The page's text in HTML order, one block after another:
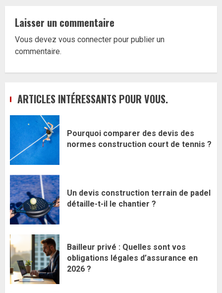
Laisser un commentaire
Vous devez vous connecter pour publier un
commentaire.
ARTICLES INTÉRESSANTS POUR VOUS.
Pourquoi comparer des devis des
normes construction court de tennis ?
Un devis construction terrain de padel
détaille-t-il le chantier ?
Bailleur privé : Quelles sont vos
obligations légales d’assurance en
2026 ?